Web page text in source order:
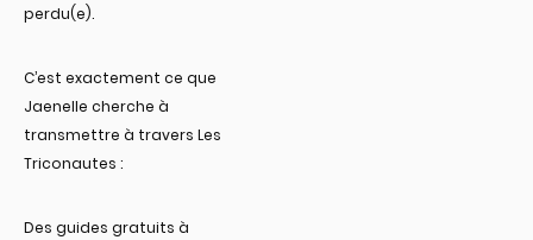
perdu(e).
C’est exactement ce que
Jaenelle cherche à
transmettre à travers Les
Triconautes :
Des guides gratuits à